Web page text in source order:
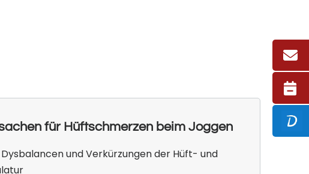
für Hüftschmerzen beim Joggen
und Verkürzungen der Hüft- und